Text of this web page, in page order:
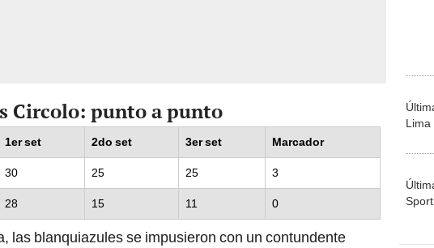
Circolo: punto a punto
1er set 2do set 3er set Marcador
30 25 25 3
28 15 11 0
las blanquiazules se impusieron con un contundente
Lima